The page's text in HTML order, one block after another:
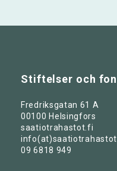
Stiftelser och
Fredriksgatan 61 A
00100 Helsingfors
saatiotrahastot.fi
09 6818 949